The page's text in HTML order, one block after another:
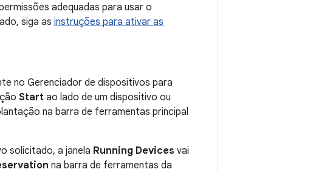
adequadas para usar o
siga as instruções para ativar as
no Gerenciador de dispositivos para
Start ao lado de um dispositivo ou
na barra de ferramentas principal
solicitado, a janela Running Devices vai
na barra de ferramentas da